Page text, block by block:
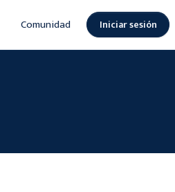
Comunidad Iniciar sesión